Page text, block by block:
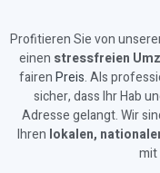
Profitieren Sie von
einen stressfreien
fairenPreis. Als
sicher, dass Ihr Hab
Adresse gelangt. Wir
Ihren lokalen,
mit